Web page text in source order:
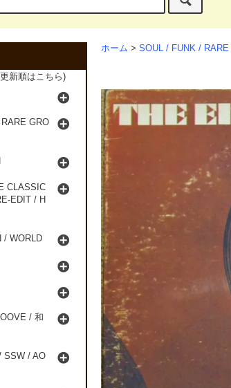
ホーム > SOUL / FUNK /
新順はこちら)
GRO
CLASSIC
EDIT / H
/ WORLD
/ 和
SSW / AO